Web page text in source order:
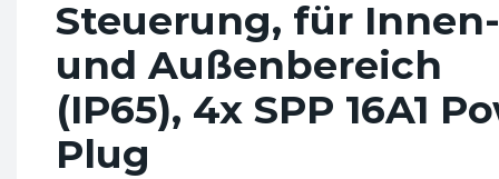
Steuerung, für Innen-
und Außenbereich
(IP65), 4x SPP 16A1
Plug